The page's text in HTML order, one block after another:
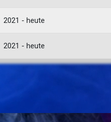
2021 - heute
2021 - heute